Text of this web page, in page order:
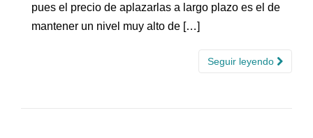
pues el precio de aplazarlas a largo plazo es el de
mantener un nivel muy alto de […]
Seguir leyendo